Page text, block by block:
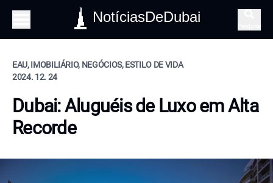
NotíciasDeDubai
EAU, IMOBILIÁRIO, NEGÓCIOS, ESTILO DE VIDA
2024. 12. 24
Dubai: Aluguéis de Luxo em Alta
Recorde